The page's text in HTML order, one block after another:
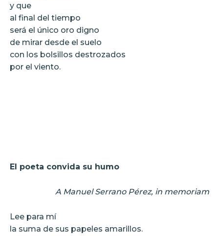
y que
al final del tiempo
será el único oro digno
de mirar desde el suelo
con los bolsillos destrozados
por el viento.
El poeta convida su humo
A Manuel Serrano Pérez, in memoriam
Lee para mí
la suma de sus papeles amarillos.